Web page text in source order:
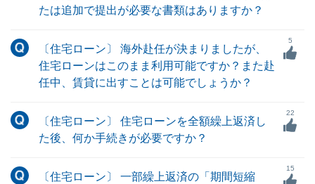
たは追加で提出が必要な書類はありますか？
〔住宅ローン〕 海外赴任が決まりましたが、
住宅ローンはこのまま利用可能ですか？また赴
任中、賃貸に出すことは可能でしょうか？
5
〔住宅ローン〕 住宅ローンを全額繰上返済し
た後、何か手続きが必要ですか？
22
〔住宅ローン〕 一部繰上返済の「期間短縮
15